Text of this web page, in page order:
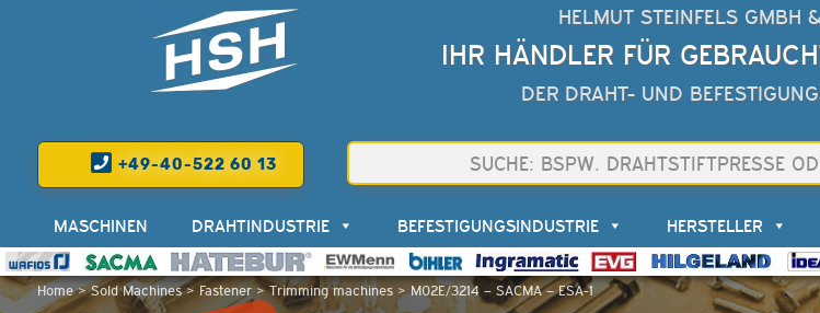
HELMUT STEINFELS GMBH
IHR HÄNDLER FÜR
DER DRAHT- UND
+49-40-522 60 13
Home>Sold Machines> Fastener>Trimming machines>M02E/3214 – SACMA – ESA-1
MASCHINEN DRAHTINDUSTRIE BEFESTIGUNGSINDUSTRIE HERSTELLER